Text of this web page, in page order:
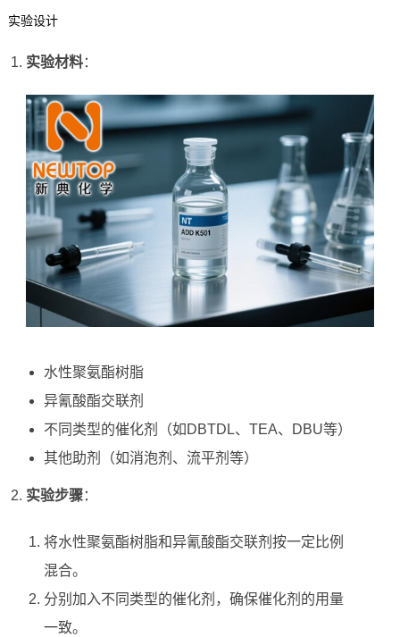
实验设计
实验材料：
水性聚氨酯树脂
异氰酸酯交联剂
不同类型的催化剂（如DBTDL、TEA、DBU等）
其他助剂（如消泡剂、流平剂等）
实验步骤：
将水性聚氨酯树脂和异氰酸酯交联剂按一定比例
混合。
分别加入不同类型的催化剂，确保催化剂的用量
一致。